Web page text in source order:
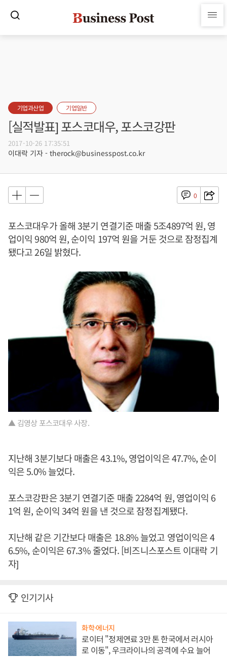
기업과산업 기업일반
[실적발표] 포스코대우, 포스코강판
2017-10-26 17:35:51
이대락 기자 - therock@businesspost.co.kr
0
포스코대우가 올해 3분기 연결기준 매출 5조4897억 원, 영
업이익 980억 원, 순이익 197억 원을 거둔 것으로 잠정집계
됐다고 26일 밝혔다.
▲ 김영상 포스코대우 사장.
지난해 3분기보다 매출은 43.1%, 영업이익은 47.7%, 순이
익은 5.0% 늘었다.
포스코강판은 3분기 연결기준 매출 2284억 원, 영업이익 6
1억 원, 순이익 34억 원을 낸 것으로 잠정집계됐다.
지난해 같은 기간보다 매출은 18.8% 늘었고 영업이익은 4
6.5%, 순이익은 67.3% 줄었다. [비즈니스포스트 이대락 기
자]
인기기사
화학·에너지
로이터 "정제연료 3만 톤 한국에서 러시아
로 이동", 우크라이나의 공격에 수요 늘어